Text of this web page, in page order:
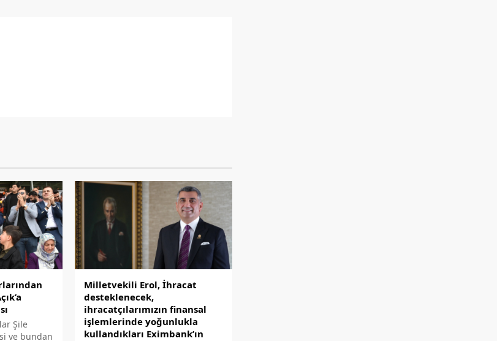
Şile
ve bundan
Milletvekili Erol, İhracat
desteklenecek,
ihracatçılarımızın finansal
işlemlerinde yoğunlukla
kullandıkları Eximbank’ın